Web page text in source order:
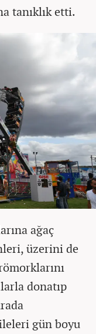
tanıklık etti.
ağaç
üzerini de
donatıp
gün boyu